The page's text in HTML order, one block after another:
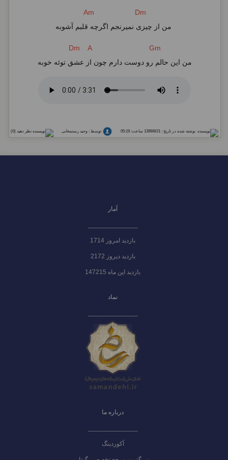
Am Dm
Dm A Gm
من این حالم رو دوست دارم چون از عشق توئه خوبه
نوشته شده در تاریخ : 1399/8/21 ساعت: 05:19 توسط : وحید رستمخانی نظر دهید (0)
آمار
بازدید امروز 1714
بازدید دیروز 2172
بازدید این ماه 147215
نماد
درباره ما
آکوردینگ